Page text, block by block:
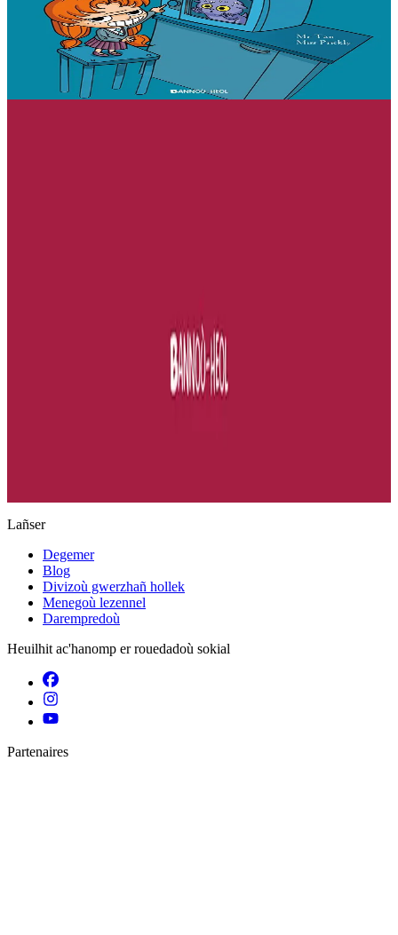
stourm a-enep Jadenn hag he mignonezed pe frailhañ kalon Jafrez...
em bez atav mennozhioù dedennus !...
11,50 €
Prenañ
Lañser
Degemer
Blog
Divizoù gwerzhañ hollek
Menegoù lezennel
Darempredoù
Heuilhit ac'hanomp er rouedadoù sokial
Partenaires